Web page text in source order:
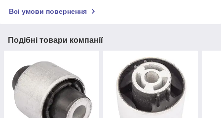
Всі умови повернення
Подібні товари компанії